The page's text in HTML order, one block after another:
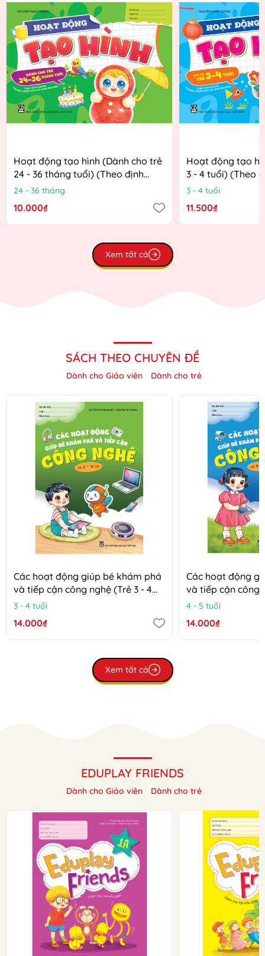
Hoạt động tạo hình (Dành cho trẻ
24 - 36 tháng tuổi) (Theo định
hướng Chương trình Giáo dục
24 - 36 tháng
10.000₫
Hoạt động tạo
3 - 4 tuổi) (Theo
Chương trình
3 - 4 tuổi
11.500₫
Xem tất cả
SÁCH THEO CHUYÊN ĐỀ
Dành cho Giáo viên Dành cho trẻ
Các hoạt động giúp bé khám phá
và tiếp cận công nghệ (Trẻ 3 - 4
tuổi)
3 - 4 tuổi
14.000₫
Các hoạt động
và tiếp cận công
tuổi)
4 - 5 tuổi
14.000₫
Xem tất cả
EDUPLAY FRIENDS
Dành cho Giáo viên Dành cho trẻ